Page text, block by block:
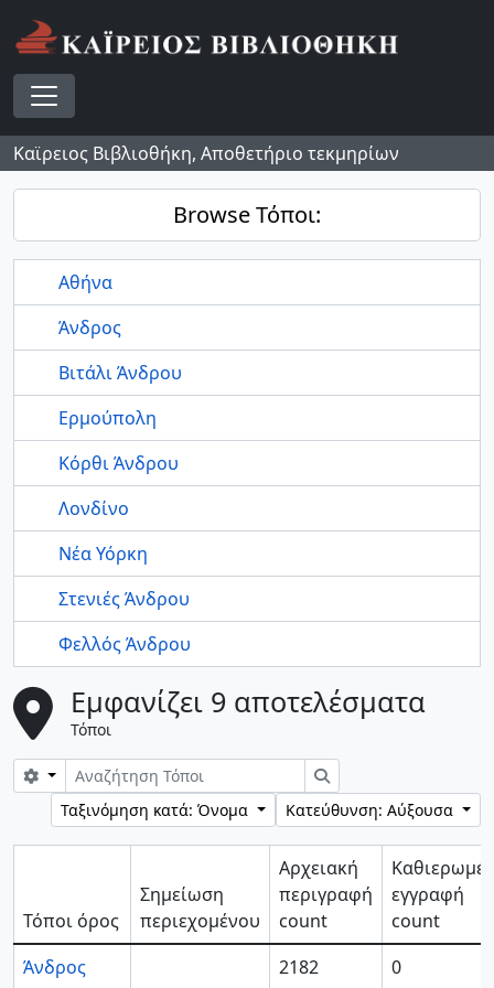
Skip to main content
Toggle navigation
Καϊρειος Βιβλιοθήκη, Αποθετήριο τεκμηρίων
Browse Τόποι:
Αθήνα
Άνδρος
Βιτάλι Άνδρου
Ερμούπολη
Κόρθι Άνδρου
Λονδίνο
Νέα Υόρκη
Στενιές Άνδρου
Φελλός Άνδρου
Εμφανίζει 9 αποτελέσματα
Τόποι
Επιλογές αναζήτησης
Αναζήτηση
Ταξινόμηση κατά: Όνομα
Κατεύθυνση: Αύξουσα
Τόποι όρος
Σημείωση
περιεχομένου
Αρχειακή
περιγραφή
count
εγγραφή
count
Άνδρος
2182 0